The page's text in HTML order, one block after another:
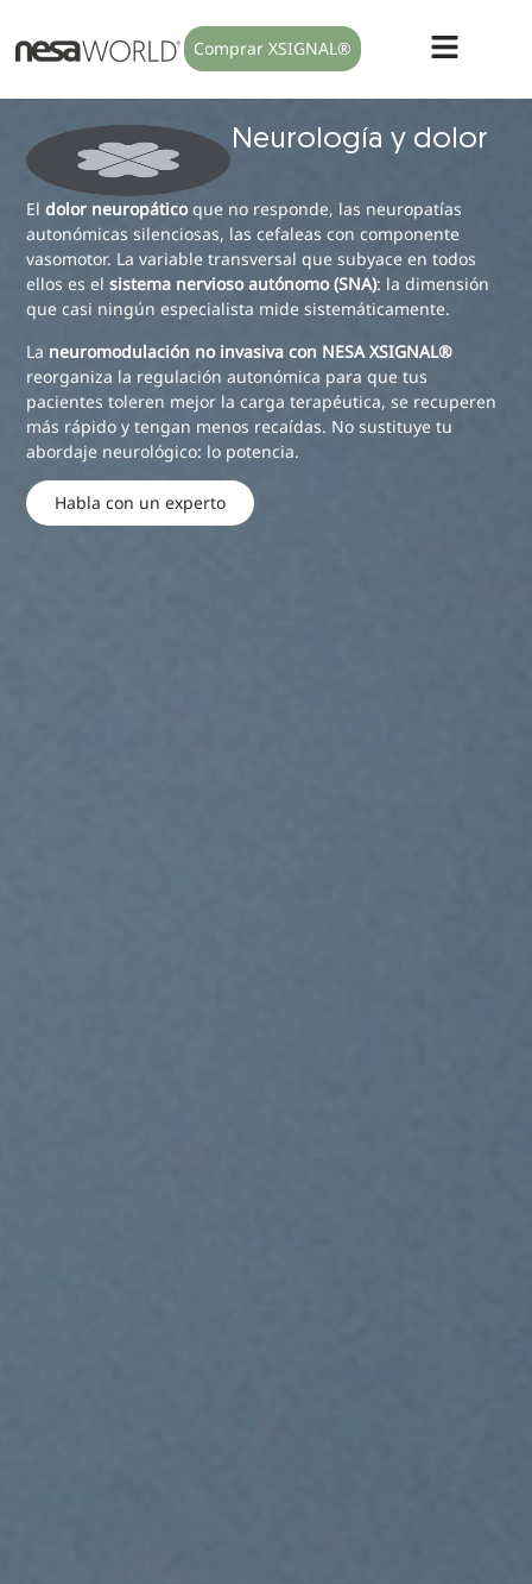
Comprar XSIGNAL®
Neurología y dolor
Eldolor neuropáticoque no responde, las neuropatías
autonómicas silenciosas, las cefaleas con componente
vasomotor. La variable transversal que subyace en todos
ellos es elsistema nervioso autónomo (SNA): la dimensión
que casi ningún especialista mide sistemáticamente.
La neuromodulación no invasiva con NESA XSIGNAL®
reorganiza la regulación autonómica para que tus
pacientes toleren mejor la carga terapéutica, se recuperen
más rápido y tengan menos recaídas. No sustituye tu
abordaje neurológico: lo potencia.
Habla con un experto